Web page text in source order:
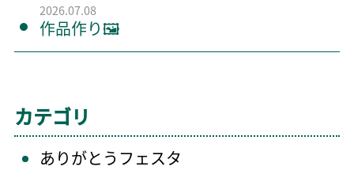
2026.07.08
作品作り🖼️
カテゴリ
ありがとうフェスタ